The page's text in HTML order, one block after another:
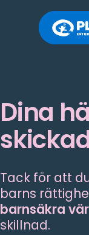
Dina
Tack för att
barns
barnsäkra
skillnad.